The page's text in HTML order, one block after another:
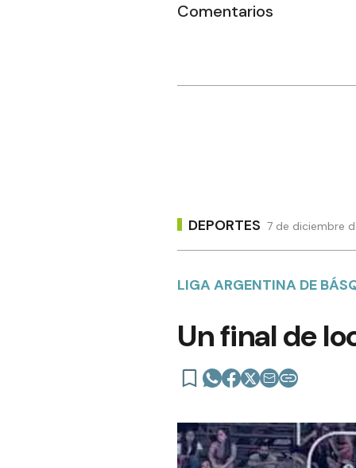
Comentarios
DEPORTES 7 de diciembre
LIGA ARGENTINA DE
Un final de